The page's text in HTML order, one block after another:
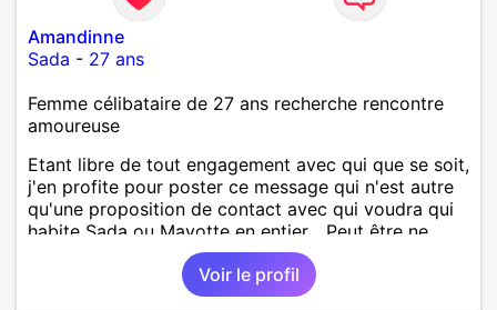
Amandinne
Sada - 27 ans
Femme célibataire de 27 ans recherche rencontre
amoureuse
Etant libre de tout engagement avec qui que se soit,
j'en profite pour poster ce message qui n'est autre
qu'une proposition de contact avec qui voudra qui
habite Sada ou Mayotte en entier... Peut être ne
pourrai-je répondre à tout le monde, mais la perche
est lancée et qui sait ce que cela pourrait donner. Je
reste optimiste sur l'avenir et vous ?
Voir le profil